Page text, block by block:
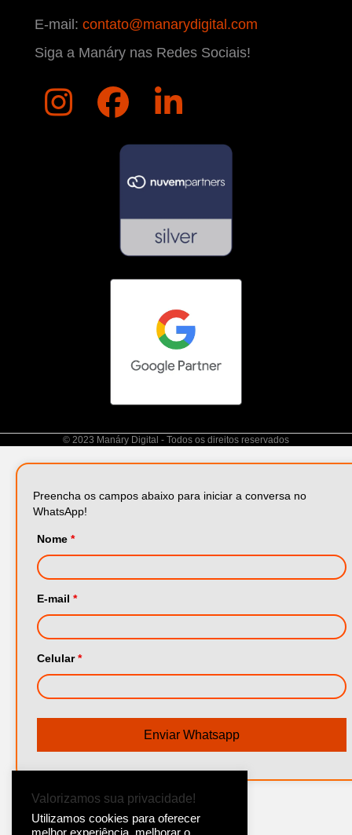
E-mail: contato@manarydigital.com
Siga a Manáry nas Redes Sociais!
© 2023 Manáry Digital - Todos os direitos reservados
Valorizamos sua privacidade!
Utilizamos cookies para oferecer
Preencha os campos abaixo para iniciar a conversa no
WhatsApp!
Nome *
E-mail *
Celular*